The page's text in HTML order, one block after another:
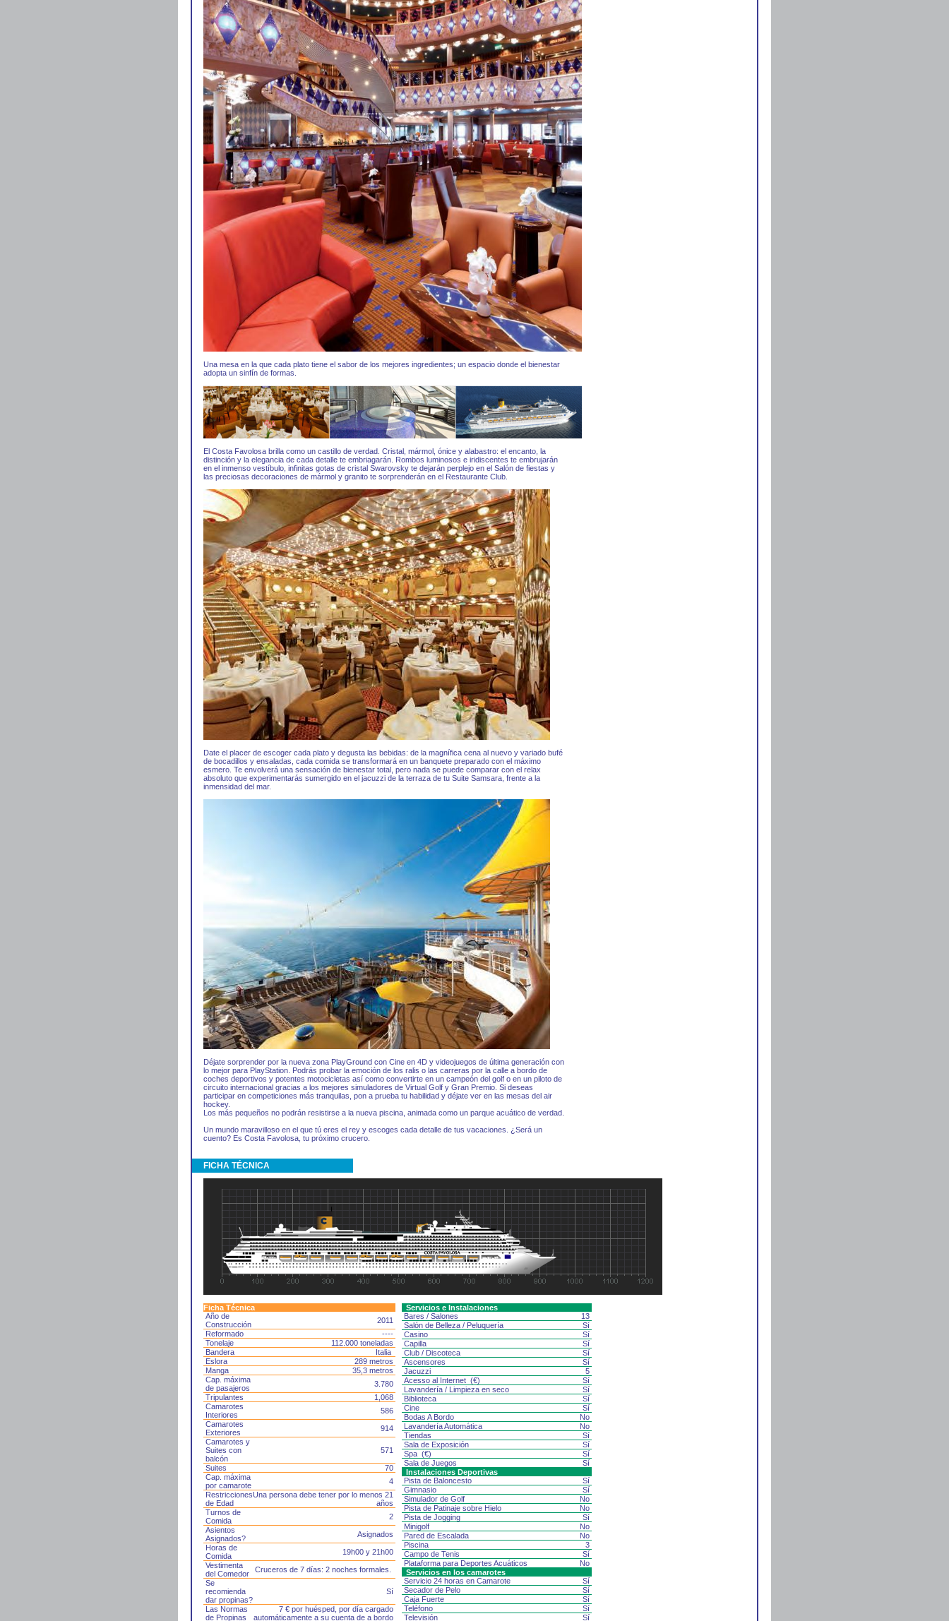
Una mesa en la que cada plato tiene el sabor de los mejores ingredientes; un espacio donde el bienestar
adopta un sinfín de formas.
El Costa Favolosa brilla como un castillo de verdad. Cristal, mármol, ónice y alabastro: el encanto, la
distinción y la elegancia de cada detalle te embriagarán. Rombos luminosos e iridiscentes te embrujarán
en el inmenso vestíbulo, infinitas gotas de cristal Swarovsky te dejarán perplejo en el Salón de fiestas y
las preciosas decoraciones de mármol y granito te sorprenderán en el Restaurante Club.
Date el placer de escoger cada plato y degusta las bebidas: de la magnífica cena al nuevo y variado bufé
de bocadillos y ensaladas, cada comida se transformará en un banquete preparado con el máximo
esmero. Te envolverá una sensación de bienestar total, pero nada se puede comparar con el relax
absoluto que experimentarás sumergido en el jacuzzi de la terraza de tu Suite Samsara, frente a la
inmensidad del mar.
Déjate sorprender por la nueva zona PlayGround con Cine en 4D y videojuegos de última generación con
lo mejor para PlayStation. Podrás probar la emoción de los ralis o las carreras por la calle a bordo de
coches deportivos y potentes motocicletas así como convertirte en un campeón del golf o en un piloto de
circuito internacional gracias a los mejores simuladores de Virtual Golf y Gran Premio. Si deseas
participar en competiciones más tranquilas, pon a prueba tu habilidad y déjate ver en las mesas del air
hockey.
Los más pequeños no podrán resistirse a la nueva piscina, animada como un parque acuático de verdad.
Un mundo maravilloso en el que tú eres el rey y escoges cada detalle de tus vacaciones. ¿Será un
cuento? Es Costa Favolosa, tu próximo crucero.
FICHA TÉCNICA
Ficha Técnica
Año de
Construcción
2011
Reformado
----
Tonelaje
112.000 toneladas
Bandera
Italia
Eslora
289 metros
Manga
35,3 metros
Cap. máxima
de pasajeros
3.780
Tripulantes
1,068
Camarotes
Interiores
586
Camarotes
Exteriores
914
Camarotes y
Suites con
balcón
571
Suites
70
Cap. máxima
por camarote
4
Restricciones
de Edad
Una persona debe tener por lo menos 21
años
Turnos de
Comida
2
Asientos
Asignados?
Asignados
Horas de
Comida
19h00 y 21h00
Vestimenta
del Comedor
Cruceros de 7 días: 2 noches formales.
Se
recomienda
dar propinas?
Sí
Las Normas
de Propinas
7 € por huésped, por día cargado
automáticamente a su cuenta de a bordo
Servicios e Instalaciones
Bares / Salones
13
Salón de Belleza / Peluquería
Sí
Casino
Sí
Capilla
Sí
Club / Discoteca
Sí
Ascensores
Sí
Jacuzzi
5
Acesso al Internet (€)
Sí
Lavandería / Limpieza en seco
Sí
Biblioteca
Sí
Cine
Sí
Bodas A Bordo
No
Lavandería Automática
No
Tiendas
Sí
Sala de Exposición
Sí
Spa (€)
Sí
Sala de Juegos
Sí
Instalaciones Deportivas
Pista de Baloncesto
Sí
Gimnasio
Sí
Simulador de Golf
No
Pista de Patinaje sobre Hielo
No
Pista de Jogging
Sí
Minigolf
No
Pared de Escalada
No
Piscina
3
Campo de Tenis
Sí
Plataforma para Deportes Acuáticos
No
Servicios en los camarotes
Servicio 24 horas en Camarote
Sí
Secador de Pelo
Sí
Caja Fuerte
Sí
Teléfono
Sí
Televisión
Sí